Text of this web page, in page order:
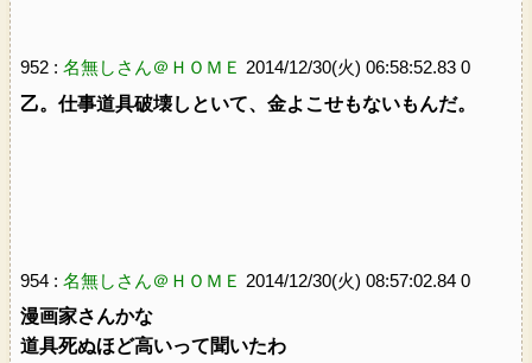
952 : 名無しさん＠ＨＯＭＥ 2014/12/30(火) 06:58:52.83 0
乙。仕事道具破壊しといて、金よこせもないもんだ。
954 : 名無しさん＠ＨＯＭＥ 2014/12/30(火) 08:57:02.84 0
漫画家さんかな
道具死ぬほど高いって聞いたわ